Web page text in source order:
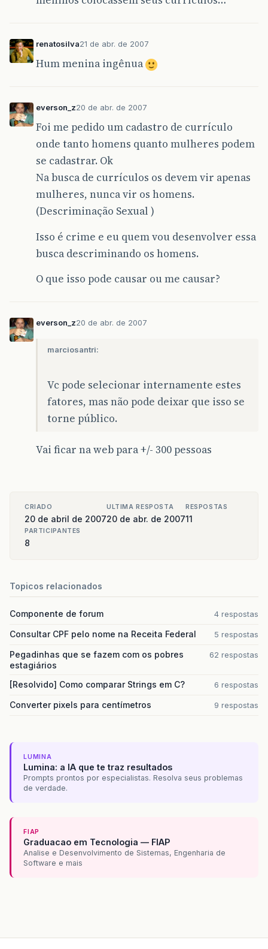
renatosilva21 de abr. de 2007
Hum menina ingênua
everson_z20 de abr. de 2007
Foi me pedido um cadastro de currículo
onde tanto homens quanto mulheres podem
se cadastrar. Ok
Na busca de currículos os devem vir apenas
mulheres, nunca vir os homens.
(Descriminação Sexual )
Isso é crime e eu quem vou desenvolver essa
busca descriminando os homens.
O que isso pode causar ou me causar?
everson_z20 de abr. de 2007
marciosantri:
Vc pode selecionar internamente estes
fatores, mas não pode deixar que isso se
torne público.
Vai ficar na web para +/- 300 pessoas
CRIADO
20 de abril de 2007
ULTIMA RESPOSTA
20 de abr. de 2007
RESPOSTAS
11
PARTICIPANTES
8
Topicos relacionados
Componente de forum 4 respostas
Consultar CPF pelo nome na Receita Federal 5 respostas
Pegadinhas que se fazem com os pobres
estagiários
62 respostas
[Resolvido] Como comparar Strings em C? 6 respostas
Converter pixels para centímetros 9 respostas
LUMINA
Lumina: a IA que te traz resultados
Prompts prontos por especialistas. Resolva seus problemas
de verdade.
FIAP
Graduacao em Tecnologia — FIAP
Analise e Desenvolvimento de Sistemas, Engenharia de
Software e mais